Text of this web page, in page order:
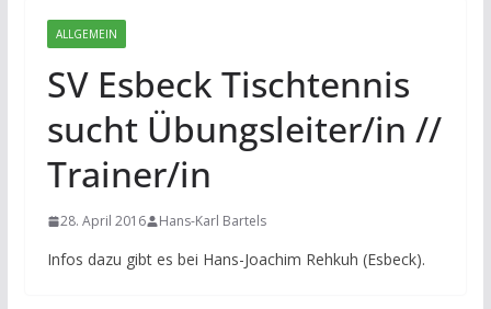
ALLGEMEIN
SV Esbeck Tischtennis
sucht Übungsleiter/in //
Trainer/in
28. April 2016 Hans-Karl Bartels
Infos dazu gibt es bei Hans-Joachim Rehkuh (Esbeck).